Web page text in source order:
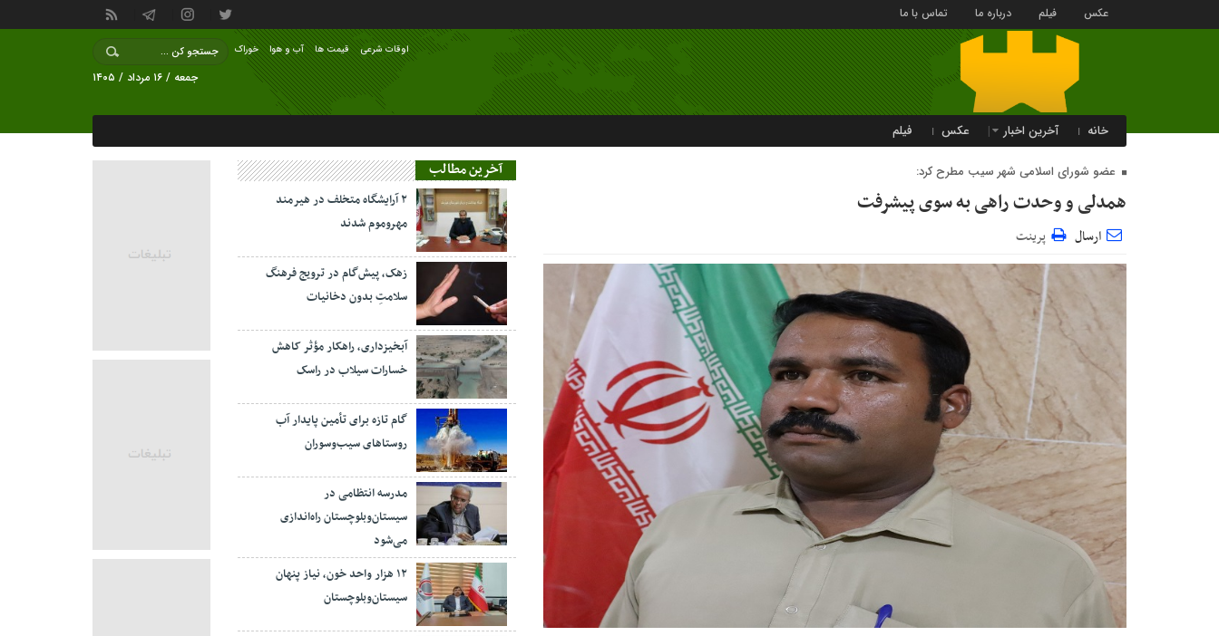
عکس فیلم درباره ما تماس با ما
خوراک آب و هوا قیمت ها اوقات شرعی
جمعه / ۱۶ مرداد / ۱۴۰۵
خانه آخرین اخبار عکس فیلم
عضو شورای اسلامی شهر سیب مطرح کرد:
همدلی و وحدت راهی به سوی پیشرفت
ارسال پرینت
آخرین مطالب
۲ آرایشگاه متخلف در هیرمند
مهروموم شدند
زهک، پیش‌گام در ترویج فرهنگ
سلامتِ بدون دخانیات
آبخیزداری، راهکار مؤثر کاهش
خسارات سیلاب در راسک
گام تازه برای تأمین پایدار آب
روستاهای سیب‌وسوران
مدرسه انتظامی در
سیستان‌وبلوچستان راه‌اندازی
می‌شود
۱۲ هزار واحد خون، نیاز پنهان
سیستان‌وبلوچستان